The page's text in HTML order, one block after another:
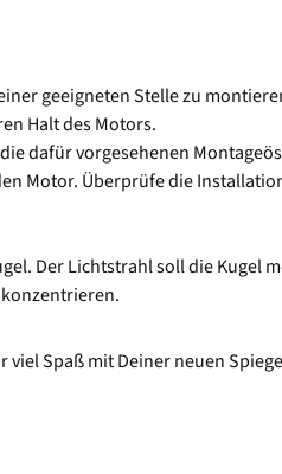
geeigneten Stelle zu
Halt des Motors.
dafür vorgesehenen
Motor. Überprüfe die
Der Lichtstrahl soll die
viel Spaß mit Deiner neuen